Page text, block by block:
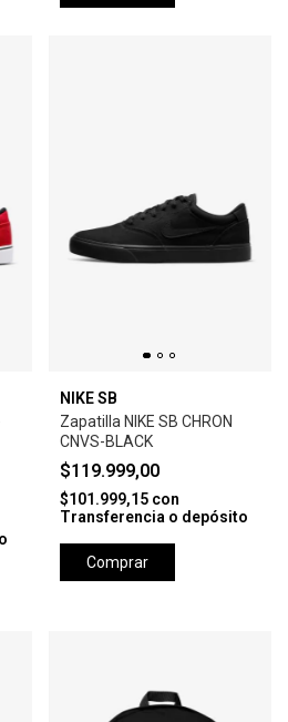
NIKE SB
Zapatilla NIKE SB CHRON
CNVS-BLACK
$119.999,00
$101.999,15 con
Transferencia o depósito
Comprar